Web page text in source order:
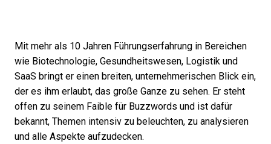
Mit mehr als 10 Jahren Führungserfahrung in Bereichen
wie Biotechnologie, Gesundheitswesen, Logistik und
SaaS bringt er einen breiten, unternehmerischen Blick ein,
der es ihm erlaubt, das große Ganze zu sehen. Er steht
offen zu seinem Faible für Buzzwords und ist dafür
bekannt, Themen intensiv zu beleuchten, zu analysieren
und alle Aspekte aufzudecken.